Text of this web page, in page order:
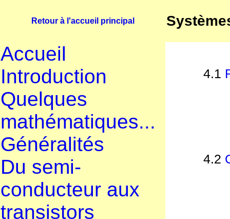
Retour à l'accueil principal
Accueil
Introduction
Quelques
mathématiques...
Généralités
Du semi-
conducteur aux
transistors
4.1
4.2